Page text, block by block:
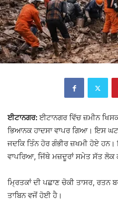
ਈਟਾਨਗਰ: ਈਟਾਨਗਰਵਿੱਚ ਜ਼ਮੀਨ
ਭਿਆਨਕ ਹਾਦਸਾ ਵਾਪਰ ਗਿਆ। ਇਸ
ਜਦਕਿ ਤਿੰਨ ਹੋਰ ਗੰਭੀਰ ਜ਼ਖਮੀ ਹੋਏ ਹਨ।
ਵਾਪਰਿਆ, ਜਿੱਥੇ ਮਜ਼ਦੂਰਾਂ ਸਮੇਤ ਸੱਤ ਲੋਕ
ਮ੍ਰਿਤਕਾਂ ਦੀ ਪਛਾਣ ਚੋਕੀ ਤਾਸਰ, ਰਤਨ
ਤਾਬਿਨ ਵਜੋਂ ਹੋਈ ਹੈ।